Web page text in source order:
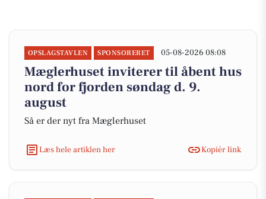
OPSLAGSTAVLEN SPONSORERET 05-08-2026 08:08
Mæglerhuset inviterer til åbent hus
nord for fjorden søndag d. 9.
august
Så er der nyt fra Mæglerhuset
Læs hele artiklen her Kopiér link